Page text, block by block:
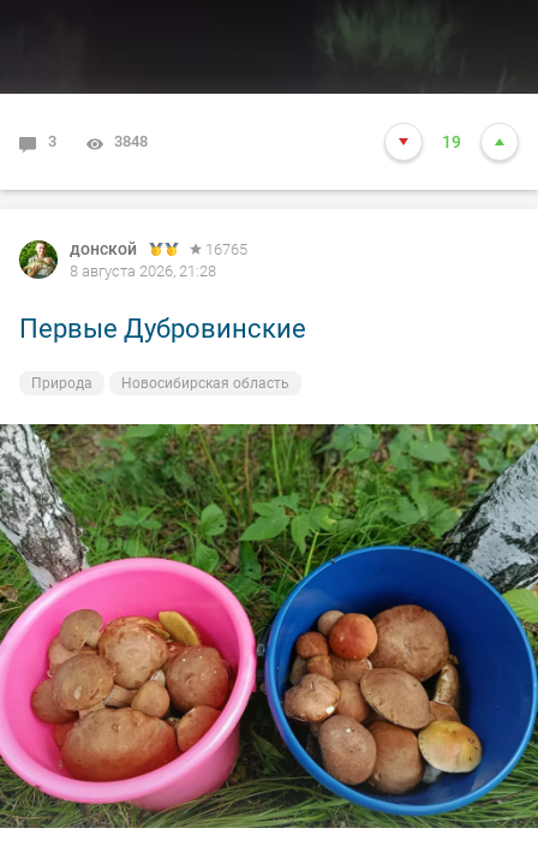
3 3848 19
донской
16765
8 августа 2026, 21:28
Первые Дубровинские
Природа Новосибирская область